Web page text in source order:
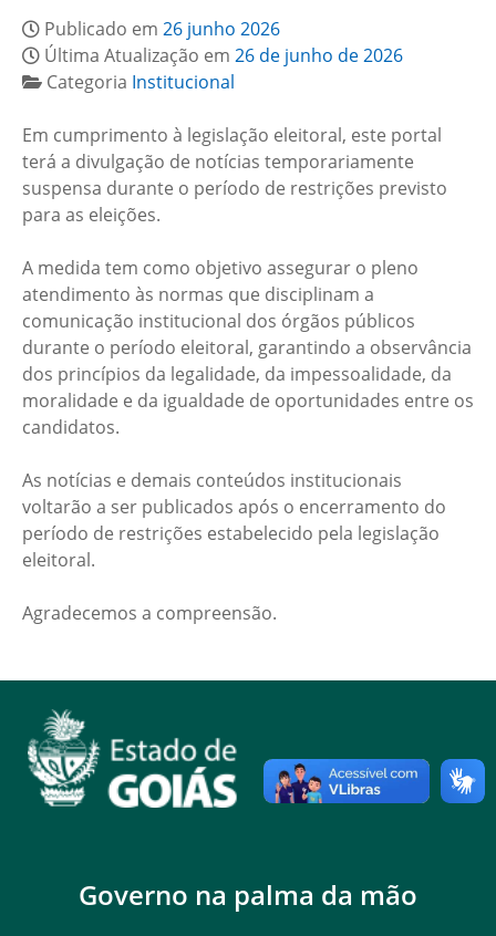
Publicado em 26 junho 2026
Última Atualização em 26 de junho de 2026
Categoria Institucional
Em cumprimento à legislação eleitoral, este portal
terá a divulgação de notícias temporariamente
suspensa durante o período de restrições previsto
para as eleições.
A medida tem como objetivo assegurar o pleno
atendimento às normas que disciplinam a
comunicação institucional dos órgãos públicos
durante o período eleitoral, garantindo a observância
dos princípios da legalidade, da impessoalidade, da
moralidade e da igualdade de oportunidades entre os
candidatos.
As notícias e demais conteúdos institucionais
voltarão a ser publicados após o encerramento do
período de restrições estabelecido pela legislação
eleitoral.
Agradecemos a compreensão.
Governo na palma da mão